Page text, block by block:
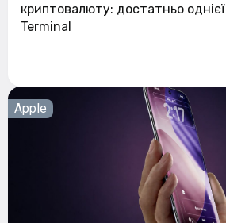
криптовалюту: достатньо
Terminal
Apple